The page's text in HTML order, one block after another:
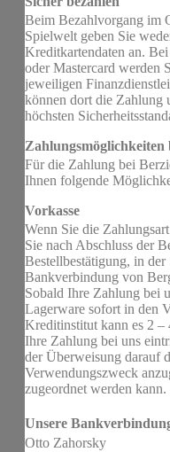
Beim Bezahlvorgang im
Spielwelt geben Sie
Kreditkartendaten an.
oder Mastercard werden
jeweiligen
können dort die Zahlung
höchsten
Zahlungsmöglichkeiten
Für die Zahlung bei
Ihnen folgende
Vorkasse
Wenn Sie die
Sie nach Abschluss der
Bestellbestätigung, in der
Bankverbindung von
Sobald Ihre Zahlung bei
Lagerware sofort in den
Kreditinstitut kann es 2 –
Ihre Zahlung bei uns
der Überweisung darauf
Verwendungszweck
zugeordnet werden kann.
Unsere
Otto Zahorsky